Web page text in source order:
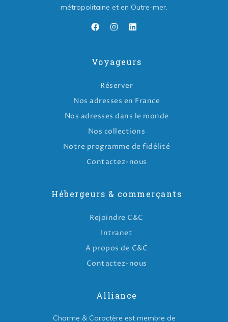
métropolitaine et en Outre-mer.
Voyageurs
Réserver
Nos adresses en France
Nos adresses dans le monde
Nos collections
Notre programme de fidélité
Contactez-nous
Hébergeurs & commerçants
Rejoindre C&C
Intranet
A propos de C&C
Contactez-nous
Alliance
Charme & Caractère est membre de